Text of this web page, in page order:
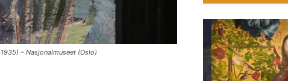
– Nasjonalmuseet (Oslo)